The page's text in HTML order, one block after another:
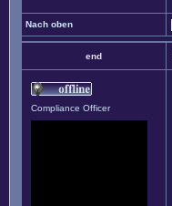
Nach oben
end
Compliance Officer